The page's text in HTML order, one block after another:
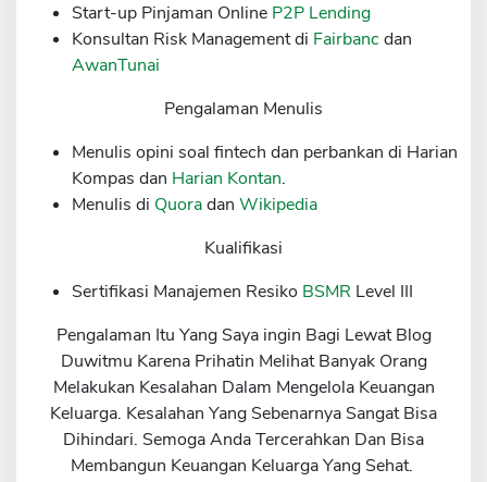
Asuransi Kesehatan
Asuransi Syariah
Start-up Pinjaman Online P2P Lending
Konsultan Risk Management di Fairbancdan
AwanTunai
Pengalaman Menulis
Menulis opini soal fintech dan perbankan di Harian
Kompas dan Harian Kontan.
Menulis di QuoradanWikipedia
Kualifikasi
Sertifikasi Manajemen Resiko BSMR Level III
Pengalaman Itu Yang Saya ingin Bagi Lewat Blog
Duwitmu Karena Prihatin Melihat Banyak Orang
Melakukan Kesalahan Dalam Mengelola Keuangan
Keluarga. Kesalahan Yang Sebenarnya Sangat Bisa
Dihindari. Semoga Anda Tercerahkan Dan Bisa
Membangun Keuangan Keluarga Yang Sehat.